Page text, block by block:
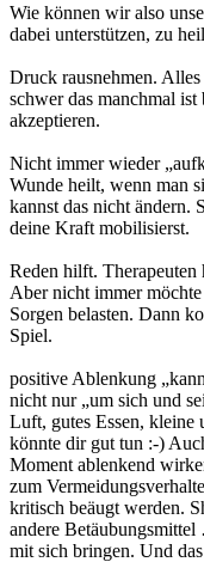
Wie können wir also
dabei unterstützen, zu
Druck rausnehmen.
schwer das manchmal
akzeptieren.
Nicht immer wieder
Wunde heilt, wenn man
kannst das nicht ändern.
deine Kraft mobilisierst.
Reden hilft. Therapeuten
Aber nicht immer
Sorgen belasten. Dann
Spiel.
positive Ablenkung
nicht nur „um sich und
Luft, gutes Essen,
könnte dir gut tun :-)
Moment ablenkend
zum
kritisch beäugt werden.
andere
mit sich bringen. Und